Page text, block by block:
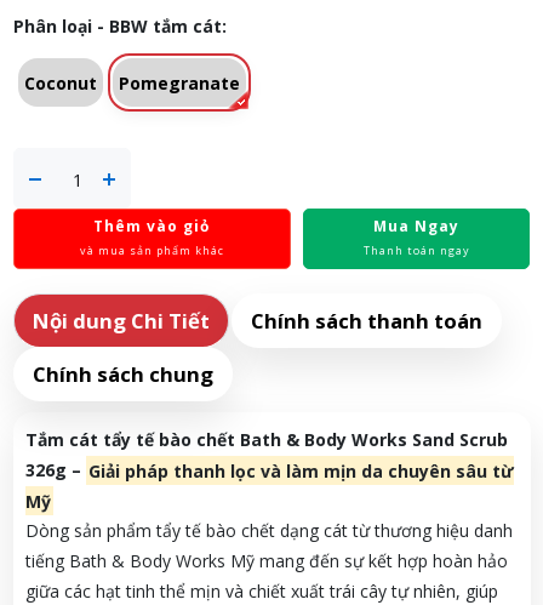
Phân loại - BBW tắm cát:
Coconut Pomegranate
Thêm vào giỏ
và mua sản phẩm khác
Mua Ngay
Thanh toán ngay
Nội dung Chi Tiết
Chính sách thanh toán
Chính sách chung
Tắm cát tẩy tế bào chết Bath & Body Works Sand Scrub
326g – Giải pháp thanh lọc và làm mịn da chuyên sâu từ
Mỹ
Dòng sản phẩm tẩy tế bào chết dạng cát từ thương hiệu danh
tiếng Bath & Body Works Mỹ mang đến sự kết hợp hoàn hảo
giữa các hạt tinh thể mịn và chiết xuất trái cây tự nhiên, giúp